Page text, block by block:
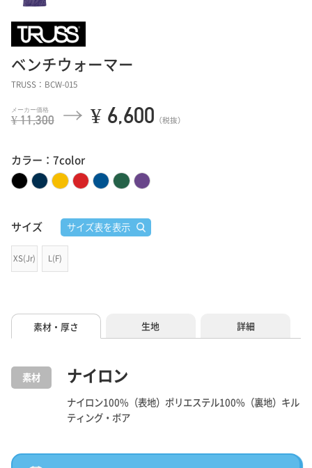
ベンチウォーマー
TRUSS：BCW-015
¥ 11,300 ¥ 6,600 （税抜）
カラー：7color
サイズ サイズ表を表示
XS(Jr) L(F)
素材・厚さ 生地 詳細
素材 ナイロン
ナイロン100%（表地）ポリエステル100%（裏地）キル
ティング・ボア